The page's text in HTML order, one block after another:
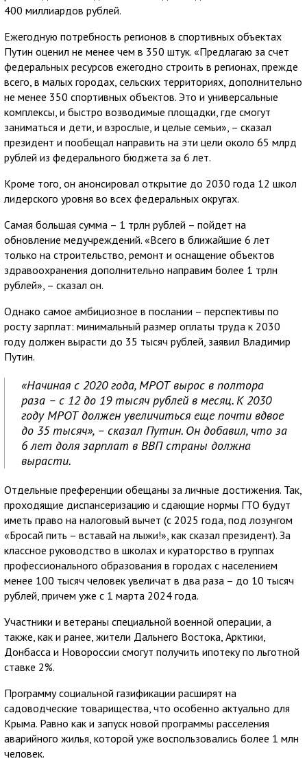
400 миллиардов рублей.
Ежегодную потребность регионов в спортивных объектах
Путин оценил не менее чем в 350 штук. «Предлагаю за счет
федеральных ресурсов ежегодно строить в регионах, прежде
всего, в малых городах, сельских территориях, дополнительно
не менее 350 спортивных объектов. Это и универсальные
комплексы, и быстро возводимые площадки, где смогут
заниматься и дети, и взрослые, и целые семьи», – сказал
президент и пообещал направить на эти цели около 65 млрд
рублей из федерального бюджета за 6 лет.
Кроме того, он анонсировал открытие до 2030 года 12 школ
лидерского уровня во всех федеральных округах.
Самая большая сумма – 1 трлн рублей – пойдет на
обновление медучреждений. «Всего в ближайшие 6 лет
только на строительство, ремонт и оснащение объектов
здравоохранения дополнительно направим более 1 трлн
рублей», – сказал он.
Однако самое амбициозное в послании – перспективы по
росту зарплат: минимальный размер оплаты труда к 2030
году должен вырасти до 35 тысяч рублей, заявил Владимир
Путин.
«Начиная с 2020 года, МРОТ вырос в полтора
раза – с 12 до 19 тысяч рублей в месяц. К 2030
году МРОТ должен увеличиться еще почти вдвое
до 35 тысяч», – сказал Путин. Он добавил, что за
6 лет доля зарплат в ВВП страны должна
вырасти.
Отдельные преференции обещаны за личные достижения. Так,
проходящие диспансеризацию и сдающие нормы ГТО будут
иметь право на налоговый вычет (с 2025 года, под лозунгом
«Бросай пить – вставай на лыжи!», как сказал президент). За
классное руководство в школах и кураторство в группах
профессионального образования в городах с населением
менее 100 тысяч человек увеличат в два раза – до 10 тысяч
рублей, причем уже с 1 марта 2024 года.
Участники и ветераны специальной военной операции, а
также, как и ранее, жители Дальнего Востока, Арктики,
Донбасса и Новороссии смогут получить ипотеку по льготной
ставке 2%.
Программу социальной газификации расширят на
садоводческие товарищества, что особенно актуально для
Крыма. Равно как и запуск новой программы расселения
аварийного жилья, которой уже воспользовались более 1 млн
человек.